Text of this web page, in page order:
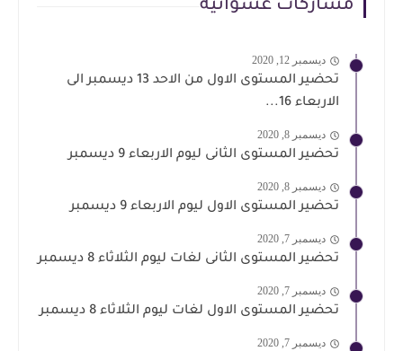
مشاركات عشوائية
ديسمبر 12, 2020
تحضير المستوى الاول من الاحد 13 ديسمبر الى
الاربعاء 16...
ديسمبر 8, 2020
تحضير المستوى الثانى ليوم الاربعاء 9 ديسمبر
ديسمبر 8, 2020
تحضير المستوى الاول ليوم الاربعاء 9 ديسمبر
ديسمبر 7, 2020
تحضير المستوى الثانى لغات ليوم الثلاثاء 8 ديسمبر
ديسمبر 7, 2020
تحضير المستوى الاول لغات ليوم الثلاثاء 8 ديسمبر
ديسمبر 7, 2020